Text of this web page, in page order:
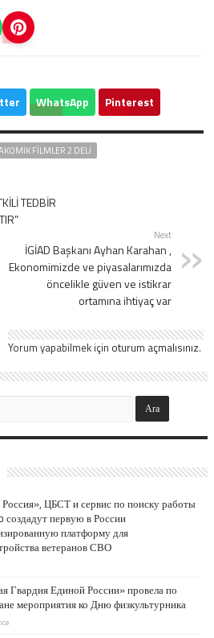
WhatsApp Pinterest
FILMLER 2 DELI
TEDBİR
Next
İGİAD Başkanı Ayhan Karahan ,
Ekonomimizde ve piyasalarımızda
öncelikle güven ve istikrar
ortamına ihtiyaç var
Yorum yapabilmek için oturum açmalısınız.
ЦБСТ и сервис по поиску работы
создадут первую в России
платформу для
ветеранов СВО
Гвардия Единой России» провела по
мероприятия ко Дню физкультурника